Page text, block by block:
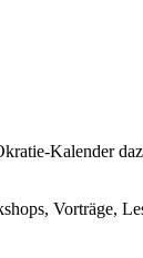
Kalender
Vorträge,